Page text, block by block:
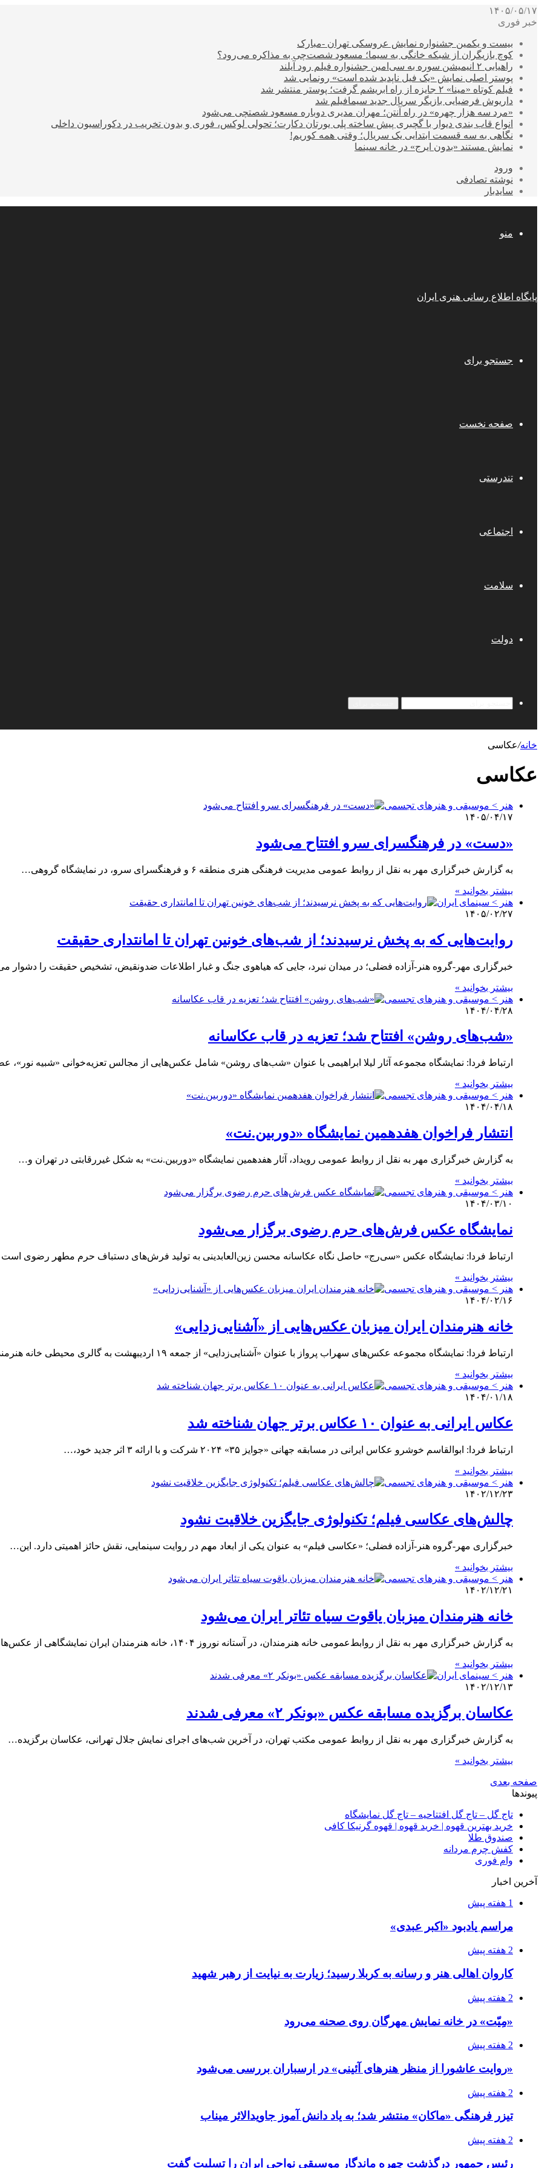
۱۴۰۵/۰۵/۱۷
خبر فوری
بیست و یکمین جشنواره نمایش عروسکی تهران -مبارک
کوچ بازیگران از شبکه خانگی به سیما؛ مسعود شصت‌چی به مذاکره می‌رود؟
راهیابی ۲ انیمیشن سوره به سی‌امین جشنواره فیلم رود آیلند
پوستر اصلی نمایش «یک فیل ناپدید شده است» رونمایی شد
فیلم کوتاه «مینا» ۲ جایزه از راه ابریشم گرفت؛ پوستر منتشر شد
داریوش فرضیایی بازیگر سریال جدید سیمافیلم شد
«مرد سه هزار چهره» در راه آنتن؛ مهران مدیری دوباره مسعود شصتچی می‌شود
انواع قاب بندی دیوار با گچبری پیش ساخته پلی یورتان دکارت؛ تحولی لوکس، فوری و بدون تخریب در دکوراسیون داخلی
نگاهی به سه قسمت ابتدایی یک سریال؛ وقتی همه کوریم!
نمایش مستند «بدون ایرج» در خانه سینما
ورود
نوشته تصادفی
سایدبار
منو
پایگاه اطلاع رسانی هنری ایران
جستجو برای
صفحه نخست
تندرستی
اجتماعی
سلامت
دولت
خانه/عکاسی
عکاسی
هنر > موسیقی و هنرهای تجسمی
۱۴۰۵/۰۴/۱۷
«دست» در فرهنگسرای سرو افتتاح می‌شود
به گزارش خبرگزاری مهر به نقل از روابط عمومی مدیریت فرهنگی هنری منطقه ۶ و فرهنگسرای سرو، در نمایشگاه گروهی…
بیشتر بخوانید »
هنر > سینمای ایران
۱۴۰۵/۰۲/۲۷
روایت‌هایی که به پخش نرسیدند؛ از شب‌های خونین تهران تا امانتداری حقیقت
خبرگزاری مهر-گروه هنر-آزاده فضلی؛ در میدان‌ نبرد، جایی که هیاهوی جنگ و غبار اطلاعات ضدونقیض، تشخیص حقیقت را دشوار
بیشتر بخوانید »
هنر > موسیقی و هنرهای تجسمی
۱۴۰۴/۰۴/۲۸
«شب‌های روشن» افتتاح شد؛ تعزیه در قاب عکاسانه
ارتباط فردا: نمایشگاه مجموعه آثار لیلا ابراهیمی با عنوان «شب‌های روشن» شامل عکس‌هایی از مجالس تعزیه‌خوانی «شبیه
بیشتر بخوانید »
هنر > موسیقی و هنرهای تجسمی
۱۴۰۴/۰۴/۱۸
انتشار فراخوان هفدهمین نمایشگاه «دوربین.نت»
به گزارش خبرگزاری مهر به نقل از روابط عمومی رویداد، آثار هفدهمین نمایشگاه «دوربین.نت» به شکل غیررقابتی در تهران و…
بیشتر بخوانید »
هنر > موسیقی و هنرهای تجسمی
۱۴۰۴/۰۳/۱۰
نمایشگاه عکس‌ فرش‌های حرم رضوی برگزار می‌شود
ارتباط فردا: نمایشگاه عکس «سی‌رج» حاصل نگاه عکاسانه محسن زین‌العابدینی به تولید فرش‌های دستباف حرم مطهر رضوی
بیشتر بخوانید »
هنر > موسیقی و هنرهای تجسمی
۱۴۰۴/۰۲/۱۶
خانه هنرمندان ایران میزبان عکس‌هایی از «آشنایی‌زدایی»
ارتباط فردا: نمایشگاه مجموعه عکس‌های سهراب پرواز با عنوان «آشنایی‌زدایی» از جمعه ۱۹ اردیبهشت به گالری محیطی خانه هنرمندان ایران…
بیشتر بخوانید »
هنر > موسیقی و هنرهای تجسمی
۱۴۰۴/۰۱/۱۸
عکاس ایرانی به عنوان ۱۰ عکاس برتر جهان شناخته شد
ارتباط فردا: ابوالقاسم خوشرو عکاس ایرانی در مسابقه جهانی «جوایز ۳۵» ۲۰۲۴ شرکت و با ارائه ۳ اثر جدید خود،…
بیشتر بخوانید »
هنر > موسیقی و هنرهای تجسمی
۱۴۰۲/۱۲/۲۳
چالش‌های عکاسی فیلم؛ تکنولوژی جایگزین خلاقیت نشود
خبرگزاری مهر-گروه هنر-آزاده فضلی؛ «عکاسی فیلم» به عنوان یکی از ابعاد مهم در روایت سینمایی، نقش حائز اهمیتی دارد. این…
بیشتر بخوانید »
هنر > موسیقی و هنرهای تجسمی
۱۴۰۲/۱۲/۲۱
خانه هنرمندان میزبان یاقوت سیاه تئاتر ایران می‌شود
به گزارش خبرگزاری مهر به نقل از روابط‌عمومی خانه هنرمندان، در آستانه نوروز ۱۴۰۴، خانه هنرمندان ایران نمایشگاهی از عکس‌های…
بیشتر بخوانید »
هنر > سینمای ایران
۱۴۰۲/۱۲/۱۳
عکاسان برگزیده مسابقه عکس «بونکر ۲» معرفی شدند
به گزارش خبرگزاری مهر به نقل از روابط عمومی مکتب تهران، در آخرین شب‌های اجرای نمایش جلال تهرانی، عکاسان برگزیده…
بیشتر بخوانید »
صفحه بعدی
پیوندها
تاج گل – تاج گل افتتاحیه – تاج گل نمایشگاه
خرید بهترین قهوه | خرید قهوه | قهوه گرنیکا کافی
صندوق طلا
کفش چرم مردانه
وام فوری
آخرین اخبار
1 هفته پیش
مراسم یادبود «اکبر عبدی»
2 هفته پیش
کاروان اهالی هنر و رسانه به کربلا رسید؛ زیارت به نیایت از رهبر شهید
2 هفته پیش
«مِیّت» در خانه نمایش مهرگان روی صحنه می‌رود
2 هفته پیش
«روایت عاشورا از منظر هنرهای آئینی» در ارسباران بررسی می‌شود
2 هفته پیش
تیزر فرهنگی «ماکان» منتشر شد؛ به یاد دانش آموز جاویدالاثر میناب
2 هفته پیش
رئیس جمهور درگذشت چهره ماندگار موسیقی نواحی ایران را تسلیت گفت